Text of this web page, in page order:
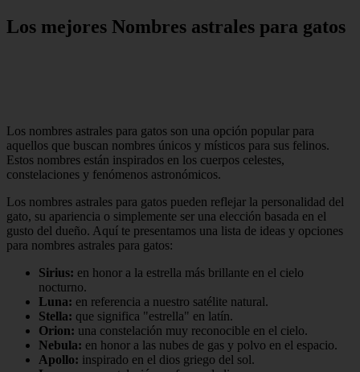
Los mejores Nombres astrales para gatos
Los nombres astrales para gatos son una opción popular para
aquellos que buscan nombres únicos y místicos para sus felinos.
Estos nombres están inspirados en los cuerpos celestes,
constelaciones y fenómenos astronómicos.
Los nombres astrales para gatos pueden reflejar la personalidad del
gato, su apariencia o simplemente ser una elección basada en el
gusto del dueño. Aquí te presentamos una lista de ideas y opciones
para nombres astrales para gatos:
Sirius: en honor a la estrella más brillante en el cielo
nocturno.
Luna: en referencia a nuestro satélite natural.
Stella: que significa "estrella" en latín.
Orion: una constelación muy reconocible en el cielo.
Nebula: en honor a las nubes de gas y polvo en el espacio.
Apollo: inspirado en el dios griego del sol.